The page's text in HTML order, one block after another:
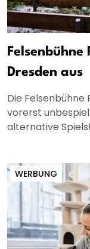
Dresden aus
Die
vorerst
alternative
WERBUNG